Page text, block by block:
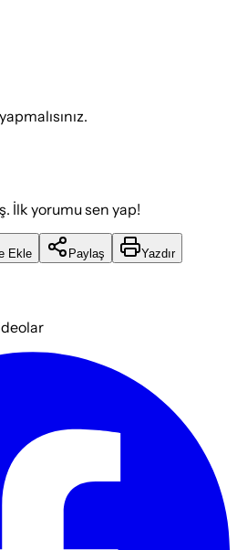
İlk yorumu sen yap!
Ekle Paylaş Yazdır